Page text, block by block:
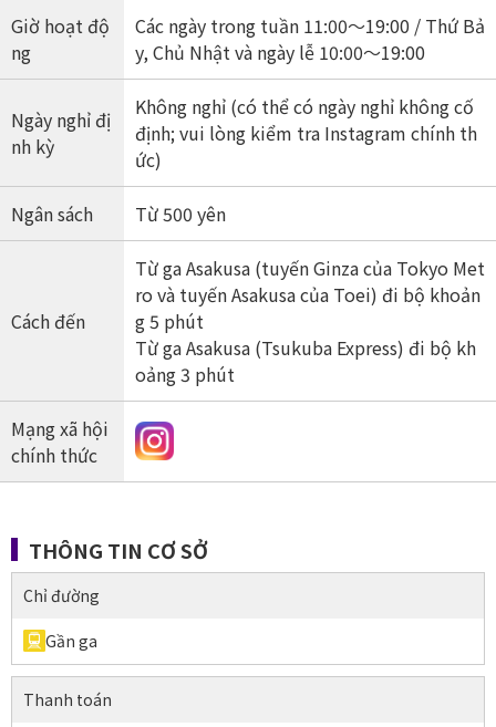
Giờ hoạt độ
ng
Các ngày trong tuần 11:00〜19:00 / Thứ Bả
y, Chủ Nhật và ngày lễ 10:00〜19:00
Ngày nghỉ đị
nh kỳ
Không nghỉ (có thể có ngày nghỉ không cố
định; vui lòng kiểm tra Instagram chính th
ức)
Ngân sách Từ 500 yên
Cách đến
Từ ga Asakusa (tuyến Ginza của Tokyo Met
ro và tuyến Asakusa của Toei) đi bộ khoản
g 5 phút
Từ ga Asakusa (Tsukuba Express) đi bộ kh
oảng 3 phút
Mạng xã hội
chính thức
THÔNG TIN CƠ SỞ
Thông tin cơ sở (Chỉ đường)
Chỉ đường
Gần ga
Thông tin cơ sở (Thanh toán)
Thanh toán